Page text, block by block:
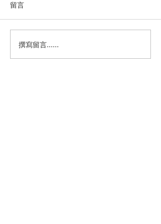
留言
撰寫留言......